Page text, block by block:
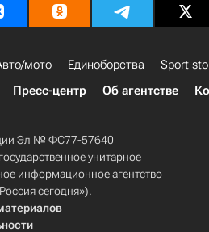
мото Единоборства
Sport
Пресс-центр Об агентстве
Эл № ФС77-57640
унитарное
информационное агентство
сегодня»).